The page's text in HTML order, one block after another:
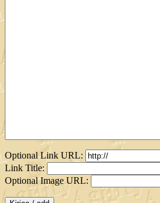
Optional Link URL:
Link Title:
Optional Image URL: